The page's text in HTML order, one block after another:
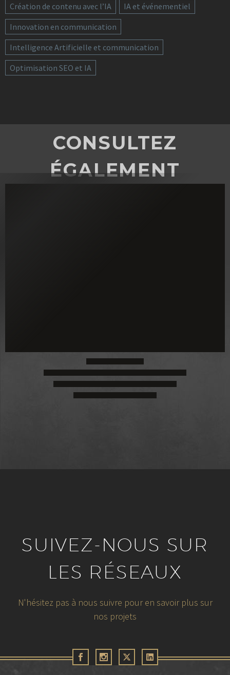
Création de contenu avec l’IA
IA et événementiel
Innovation en communication
Intelligence Artificielle et communication
Optimisation SEO et IA
CONSULTEZ
ÉGALEMENT
TRICOFLEX – Incarner la promesse de
marque
SUIVEZ-NOUS SUR
LES RÉSEAUX
N'hésitez pas à nous suivre pour en savoir plus sur
nos projets